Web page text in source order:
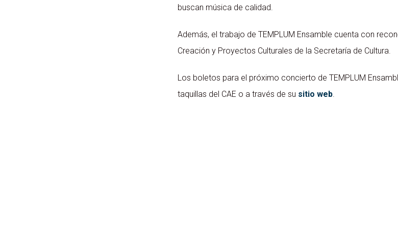
buscan música de calidad.
Además, el trabajo de TEMPLUM Ensamble cuenta con
Creación y Proyectos Culturales de la Secretaría de Cultura.
Los boletos para el próximo concierto de TEMPLUM
taquillas del CAE o a través de su sitio web